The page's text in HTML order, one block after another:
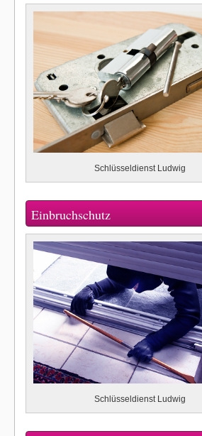
Schlüsseldienst Ludwig
Einbruchschutz
Schlüsseldienst Ludwig